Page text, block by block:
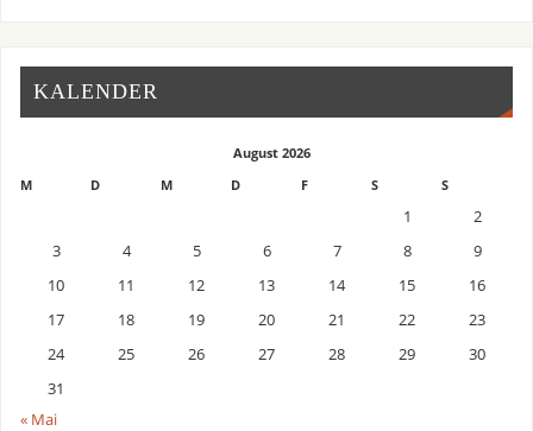
KALENDER
August 2026
M
D M D F S S
1
2
3
4 5 6 7 8
9
10
11 12 13 14 15
16
17
18 19 20 21 22
23
24
25 26 27 28 29
30
31
« Mai